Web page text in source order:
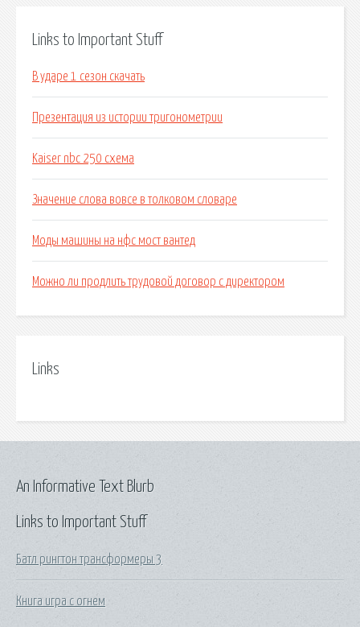
Links to Important Stuff
В ударе 1 сезон скачать
Презентация из истории тригонометрии
Kaiser nbc 250 схема
Значение слова вовсе в толковом словаре
Моды машины на нфс мост вантед
Можно ли продлить трудовой договор с директором
Links
Links to Important Stuff
Батл рингтон трансформеры 3
Книга игра с огнем
An Informative Text Blurb